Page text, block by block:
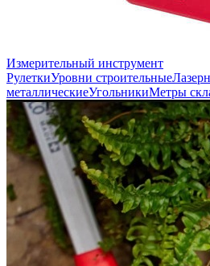
Измерительный инструмент
РулеткиУровни строительные
металлическиеУгольникиМетры